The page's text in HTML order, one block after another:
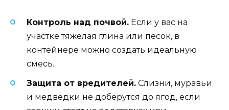
Контроль над почвой. Если у вас на
участке тяжёлая глина или песок, в
контейнере можно создать идеальную
смесь.
Защита от вредителей. Слизни, муравьи
и медведки не доберутся до ягод, если